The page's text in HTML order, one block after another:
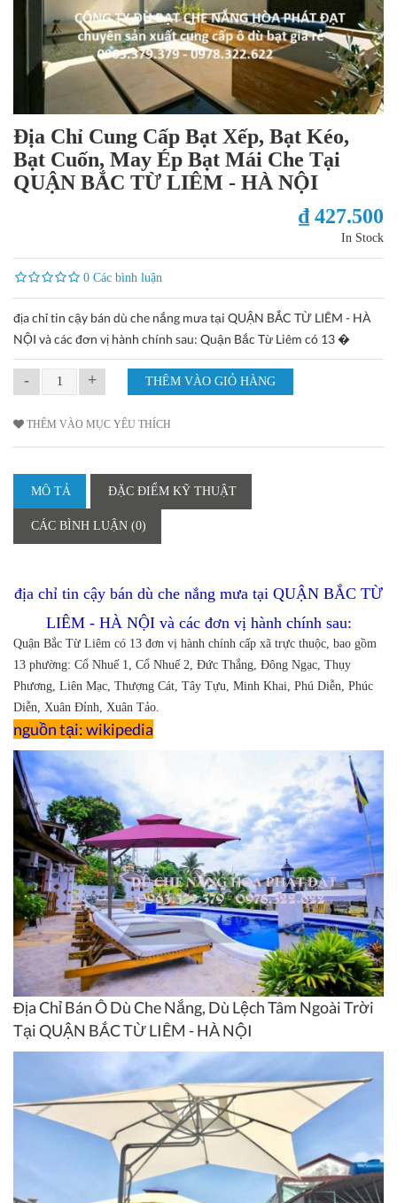
Địa Chỉ Cung Cấp Bạt Xếp, Bạt Kéo,
Bạt Cuốn, May Ép Bạt Mái Che Tại
QUẬN BẮC TỪ LIÊM - HÀ NỘI
₫ 427.500
In Stock
0 Các bình luận
địa chỉ tin cậy bán dù che nắng mưa tại QUẬN BẮC TỪ LIÊM - HÀ
NỘI và các đơn vị hành chính sau: Quận Bắc Từ Liêm có 13 �
- +
THÊM VÀO MỤC YÊU THÍCH
MÔ TẢ ĐẶC ĐIỂM KỸ THUẬT
CÁC BÌNH LUẬN (0)
địa chỉ tin cậy bán dù che nắng mưa tại QUẬN BẮC TỪ
LIÊM - HÀ NỘI và các đơn vị hành chính sau:
Quận Bắc Từ Liêm có 13 đơn vị hành chính cấp xã trực thuộc, bao gồm
13 phường: Cổ Nhuế 1, Cổ Nhuế 2, Đức Thắng, Đông Ngạc, Thụy
Phương, Liên Mạc, Thượng Cát, Tây Tựu, Minh Khai, Phú Diễn, Phúc
Diễn, Xuân Đỉnh, Xuân Tảo.
nguồn tại: wikipedia
Địa Chỉ Bán Ô Dù Che Nắng, Dù Lệch Tâm Ngoài Trời
Tại QUẬN BẮC TỪ LIÊM - HÀ NỘI